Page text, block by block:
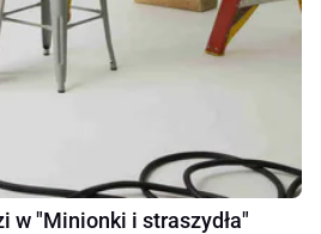
w "Minionki i straszydła"